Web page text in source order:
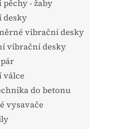
- žaby
desky
vibrační desky
vibrační desky
válce
do betonu
vysavače